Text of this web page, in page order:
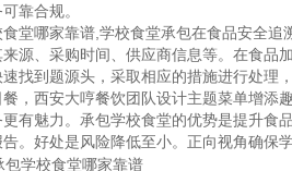
靠合规。
堂哪家靠谱 ,学校食堂承包在食品安全
源、采购时间、供应商信息等。在食品
找到题源头，采取相应的措施进行处理
，西安大哼餐饮团队设计主题菜单增添
有魅力。承包学校食堂的优势是提升食
。好处是风险降低至小。正向视角确保学